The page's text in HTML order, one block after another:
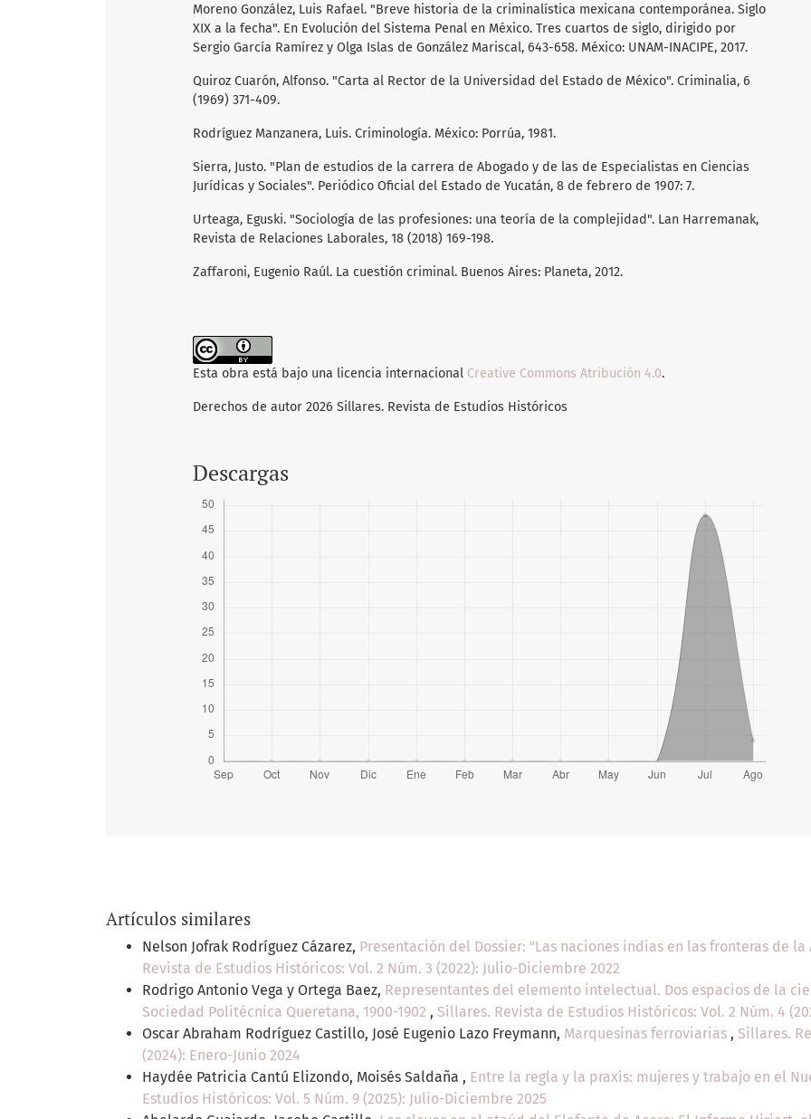
Moreno González, Luis Rafael. "Breve historia de la criminalística mexicana contemporánea. Siglo
XIX a la fecha". En Evolución del Sistema Penal en México. Tres cuartos de siglo, dirigido por
Sergio García Ramírez y Olga Islas de González Mariscal, 643-658. México: UNAM-INACIPE, 2017.
Quiroz Cuarón, Alfonso. "Carta al Rector de la Universidad del Estado de México". Criminalia, 6
(1969) 371-409.
Rodríguez Manzanera, Luis. Criminología. México: Porrúa, 1981.
Sierra, Justo. "Plan de estudios de la carrera de Abogado y de las de Especialistas en Ciencias
Jurídicas y Sociales". Periódico Oficial del Estado de Yucatán, 8 de febrero de 1907: 7.
Urteaga, Eguski. "Sociología de las profesiones: una teoría de la complejidad". Lan Harremanak,
Revista de Relaciones Laborales, 18 (2018) 169-198.
Zaffaroni, Eugenio Raúl. La cuestión criminal. Buenos Aires: Planeta, 2012.
Esta obra está bajo una licencia internacional Creative Commons Atribución 4.0.
Derechos de autor 2026 Sillares. Revista de Estudios Históricos
Descargas
Artículos similares
Nelson Jofrak Rodríguez Cázarez, Presentación del Dossier: "Las naciones indias en las fronteras de
Revista de Estudios Históricos: Vol. 2 Núm. 3 (2022): Julio-Diciembre 2022
Rodrigo Antonio Vega y Ortega Baez, Representantes del elemento intelectual. Dos espacios de la
Sociedad Politécnica Queretana, 1900-1902 , Sillares. Revista de Estudios Históricos: Vol. 2 Núm. 4
Oscar Abraham Rodríguez Castillo, José Eugenio Lazo Freymann, Marquesinas ferroviarias , Sillares.
(2024): Enero-Junio 2024
Haydée Patricia Cantú Elizondo, Moisés Saldaña , Entre la regla y la praxis: mujeres y trabajo en el
Estudios Históricos: Vol. 5 Núm. 9 (2025): Julio-Diciembre 2025